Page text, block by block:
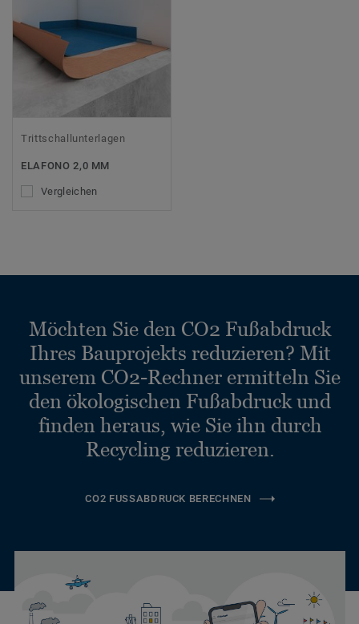
Trittschallunterlagen
ELAFONO 2,0 MM
Vergleichen
Möchten Sie den CO2 Fußabdruck
Ihres Bauprojekts reduzieren? Mit
unserem CO2-Rechner ermitteln Sie
den ökologischen Fußabdruck und
finden heraus, wie Sie ihn durch
Recycling reduzieren.
CO2 FUSSABDRUCK BERECHNEN